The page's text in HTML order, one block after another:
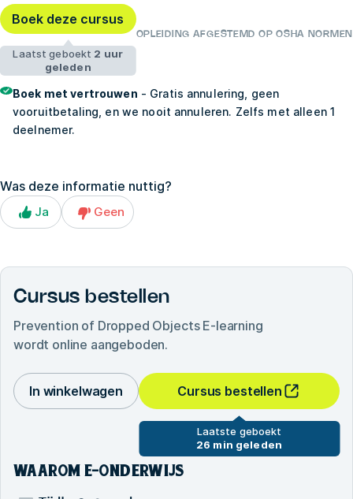
Boek deze cursus
Laatst geboekt 2 uur
geleden
OPLEIDING AFGESTEMD OP OSHA NORMEN
Boek met vertrouwen - Gratis annulering, geen
vooruitbetaling, en we nooit annuleren. Zelfs met alleen 1
deelnemer.
Was deze informatie nuttig?
Ja Geen
Cursus bestellen
Prevention of Dropped Objects E-learning
wordt online aangeboden.
In winkelwagen Cursus bestellen
Laatste geboekt
26 min geleden
WAAROM E-ONDERWIJS